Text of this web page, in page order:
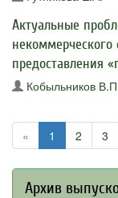
Актуальные
некоммерческого
предоставления
Кобыльников
« 1 2 3
Архив